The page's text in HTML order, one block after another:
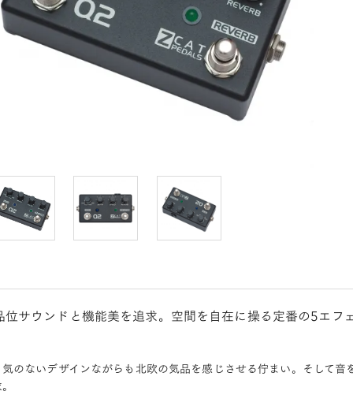
位サウンドと機能美を追求。空間を自在に操る定番の5エフ
のないデザインながらも北欧の気品を感じさせる佇まい。そして